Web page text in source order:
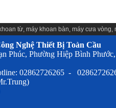
từ, máy khoan bàn, máy cưa vòng,
Nghệ Thiết Bị Toàn Cầu
Phúc, Phường Hiệp Bình
02862726265 -